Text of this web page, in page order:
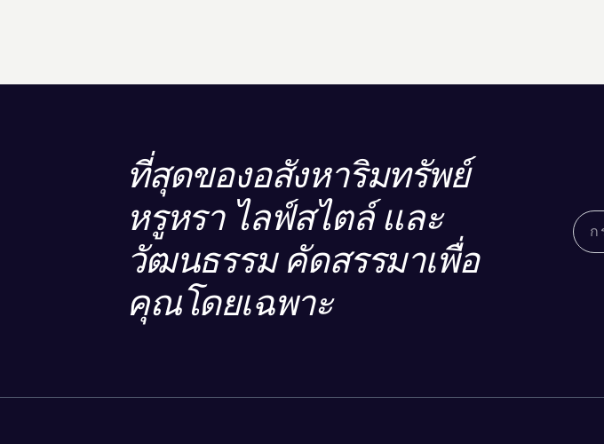
ที่สุดของอสังหาริมทรัพย์
หรูหรา ไลฟ์สไตล์ และ
วัฒนธรรม คัดสรรมาเพื่อ
คุณโดยเฉพาะ